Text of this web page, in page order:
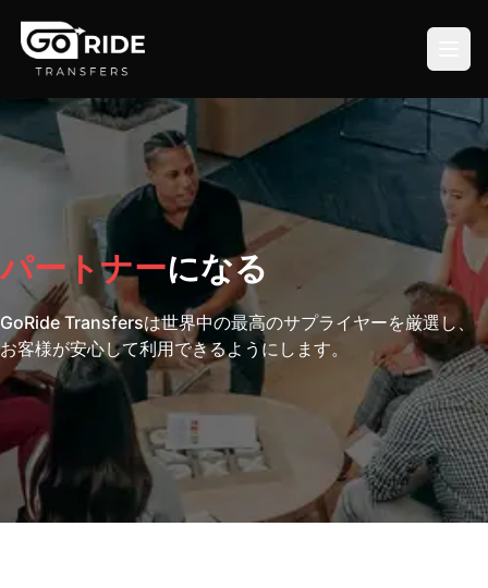
パートナーになる
GoRide Transfersは世界中の最高のサプライヤーを厳選し、
お客様が安心して利用できるようにします。